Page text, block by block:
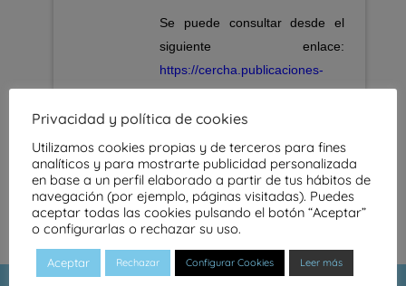
Se puede consultar desde el
siguiente enlace:
https://cercha.publicaciones-
digitales.com/.157
Privacidad y política de cookies
Utilizamos cookies propias y de terceros para fines
analíticos y para mostrarte publicidad personalizada
en base a un perfil elaborado a partir de tus hábitos de
navegación (por ejemplo, páginas visitadas). Puedes
aceptar todas las cookies pulsando el botón “Aceptar”
o configurarlas o rechazar su uso.
Aceptar Rechazar Configurar Cookies Leer más